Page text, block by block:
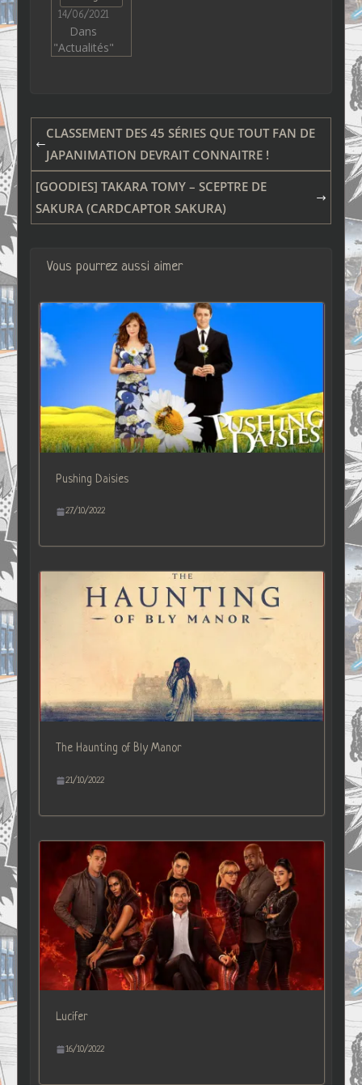
14/06/2021
Dans
"Actualités"
CLASSEMENT DES 45 SÉRIES QUE TOUT FAN DE
JAPANIMATION DEVRAIT CONNAITRE !
[GOODIES] TAKARA TOMY – SCEPTRE DE
SAKURA (CARDCAPTOR SAKURA)
Vous pourrez aussi aimer
Pushing Daisies
27/10/2022
The Haunting of Bly Manor
21/10/2022
Lucifer
16/10/2022